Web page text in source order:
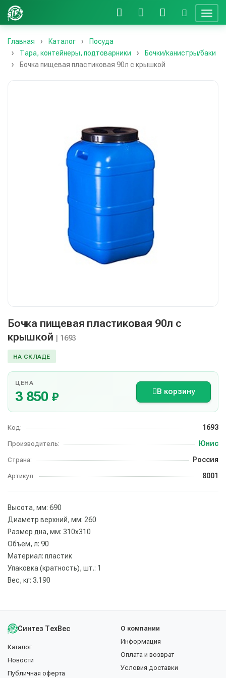
Главная Каталог
Посуда
Тара, контейнеры, подтоварники
Бочки/канистры/баки
Бочка пищевая пластиковая 90л с крышкой
Бочка пищевая пластиковая 90л с
крышкой
| 1693
НА СКЛАДЕ
ЦЕНА
3 850 ₽ В корзину
Код: 1693
Производитель: Юнис
Страна: Россия
Артикул: 8001
Высота, мм: 690
Диаметр верхний, мм: 260
Размер дна, мм: 310х310
Объем, л: 90
Материал: пластик
Упаковка (кратность), шт.: 1
Вес, кг: 3.190
Синтез ТехВес
Каталог
Новости
Публичная оферта
О компании
Информация
Оплата и возврат
Условия доставки